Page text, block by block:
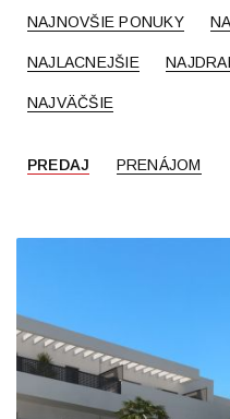
NAJNOVŠIE PONUKY
NAJLACNEJŠIE
NAJVÄČŠIE
PREDAJ PRENÁJOM